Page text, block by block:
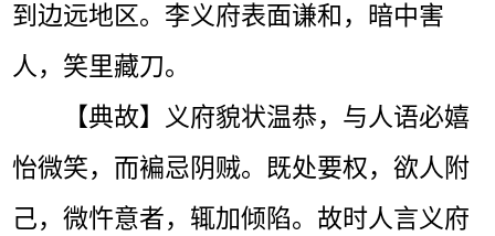
到边远地区。李义府表面谦和，暗中害
人，笑里藏刀。
【典故】义府貌状温恭，与人语必嬉
怡微笑，而褊忌阴贼。既处要权，欲人附
己，微忤意者，辄加倾陷。故时人言义府